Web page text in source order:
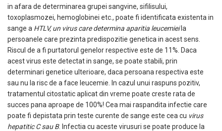
in afara de determinarea grupei sangvine, sifilisului,
toxoplasmozei, hemoglobinei etc., poate fi identificata existenta in
sange a HTLV, un virus care determina aparitia leucemieila
persoanele care prezinta predispozitie genetica in acest sens.
Riscul de a fi purtatorul genelor respective este de 11%. Daca
acest virus este detectat in sange, se poate stabili, prin
determinari genetice ulterioare, daca persoana respectiva este
sau nu la risc de a face leucemie. In cazul unui raspuns pozitiv,
tratamentul citostatic aplicat din vreme poate creste rata de
succes pana aproape de 100%! Cea mai raspandita infectie care
poate fi depistata prin teste curente de sange este cea cu virus
hepatitic C sau B. Infectia cu aceste virusuri se poate produce la